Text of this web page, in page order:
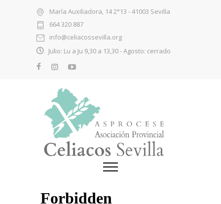
María Auxiliadora, 14 2°13 - 41003 Sevilla
664 320 887
info@celiacossevilla.org
Julio: Lu a Ju 9,30 a 13,30 - Agosto: cerrado